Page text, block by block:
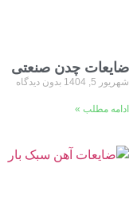
ضایعات چدن صنعتی
شهریور 5, 1404 بدون دیدگاه
ادامه مطلب »